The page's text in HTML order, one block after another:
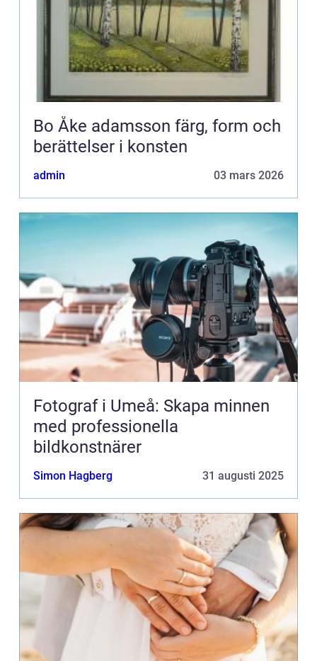
Bo Åke adamsson färg, form och
berättelser i konsten
admin 03 mars 2026
Fotograf i Umeå: Skapa minnen
med professionella
bildkonstnärer
Simon Hagberg 31 augusti 2025